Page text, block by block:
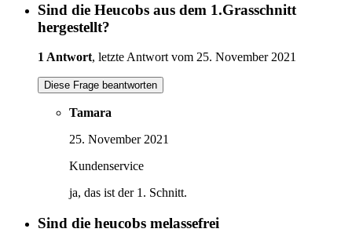
Sind die Heucobs aus dem 1.Grasschnitt
hergestellt?
1 Antwort, letzte Antwort vom 25. November 2021
Diese Frage beantworten
Tamara
25. November 2021
Kundenservice
ja, das ist der 1. Schnitt.
Sind die heucobs melassefrei